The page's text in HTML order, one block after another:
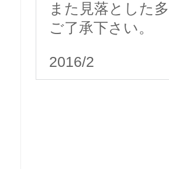
また見落とした
ご了承下さい。
2016/2